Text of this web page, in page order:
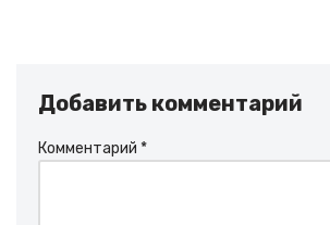
Добавить комментарий
Комментарий *